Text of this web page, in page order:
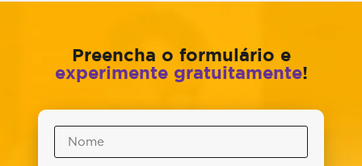
Preencha o formulário e
experimente gratuitamente!